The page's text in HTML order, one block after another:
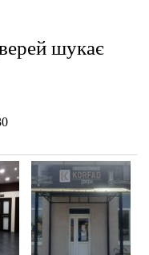
шукає